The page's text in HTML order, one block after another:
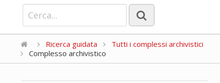
Ricerca guidata
Tutti i complessi archivistici
Complesso archivistico